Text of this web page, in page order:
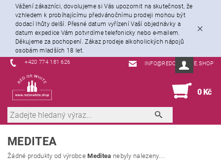
Vážení zákazníci, dovolujeme si Vás upozornit na skutečnost, že
vzhledem k probíhajícímu předvánočnímu prodeji mohou být
dodací lhůty delší. Přesné datum vyřízení Vaší objednávky a
datum expedice Vám potvrdíme telefonicky nebo e-mailem.
Děkujeme za pochopení. Zákaz prodeje alkoholických nápojů
osobám mladších 18 let.
+420 774 181 626 INFO@REDORWHITE.SHOP
0 Kč
MEDITEA
Žádné produkty od výrobceMeditea nebyly nalezeny....